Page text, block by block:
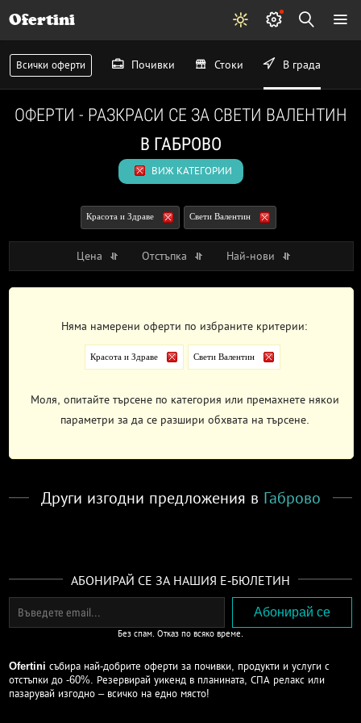
Ofertini
Всички оферти Почивки Стоки В града
ОФЕРТИ - РАЗКРАСИ СЕ ЗА СВЕТИ ВАЛЕНТИН
В ГАБРОВО
ВИЖ КАТЕГОРИИ
Красота и Здраве Свети Валентин
Цена Отстъпка Най-нови
Няма намерени оферти по избраните критерии:
Красота и Здраве Свети Валентин
Моля, опитайте търсене по категория или премахнете някои
параметри за да се разшири обхвата на търсене.
Други изгодни предложения в Габрово
АБОНИРАЙ СЕ ЗА НАШИЯ Е-БЮЛЕТИН
Без спам. Отказ по всяко време.
Ofertini събира най-добрите оферти за почивки, продукти и услуги с
отстъпки до -60%. Резервирай уикенд в планината, СПА релакс или
пазарувай изгодно – всичко на едно място!